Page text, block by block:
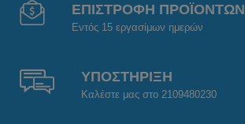
ΕΠΙΣΤΡΟΦΗ ΠΡΟΪΟΝΤΩΝ
Εντός 15 εργασίμων ημερών
ΥΠΟΣΤΗΡΙΞΗ
Καλέστε μας στο 2109480230